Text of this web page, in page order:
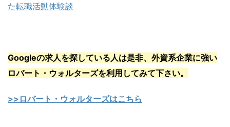
た転職活動体験談
Googleの求人を探している人は是非、外資系企業に強い
ロバート・ウォルターズを利用してみて下さい。
>>ロバート・ウォルターズはこちら